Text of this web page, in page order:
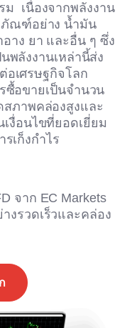
ม เนื่องจากพลังงาน
ภัณฑ์อย่าง น้ำมัน
าง ยา และอื่น ๆ ซึ่ง
ลังงานเหล่านี้ส่ง
เศรษฐกิจโลก
อขายเป็นจำนวน
สภาพคล่องสูงและ
งื่อนไขที่ยอดเยี่ยม
เก็งกำไร
จาก EC Markets
งรวดเร็วและคล่อง